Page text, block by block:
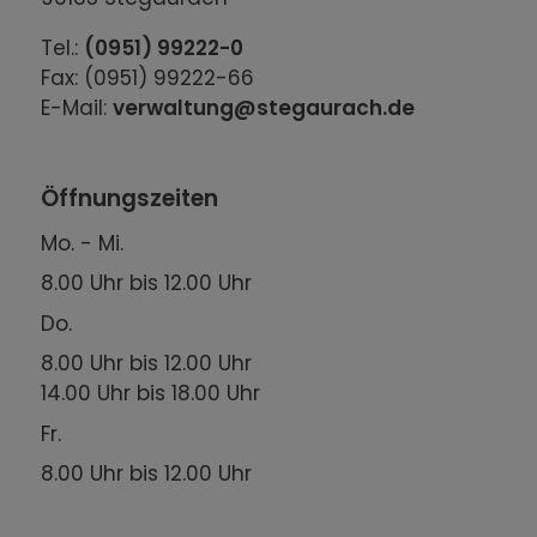
Tel.: (0951) 99222-0
Fax: (0951) 99222-66
E-Mail:verwaltung@stegaurach.de
Öffnungszeiten
Mo. - Mi.
8.00 Uhr bis 12.00 Uhr
Do.
8.00 Uhr bis 12.00 Uhr
14.00 Uhr bis 18.00 Uhr
Fr.
8.00 Uhr bis 12.00 Uhr